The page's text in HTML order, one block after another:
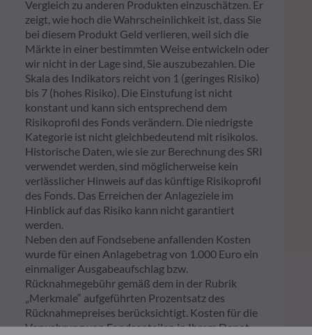
Vergleich zu anderen Produkten einzuschätzen. Er
zeigt, wie hoch die Wahrscheinlichkeit ist, dass Sie
bei diesem Produkt Geld verlieren, weil sich die
Märkte in einer bestimmten Weise entwickeln oder
wir nicht in der Lage sind, Sie auszubezahlen. Die
Skala des Indikators reicht von 1 (geringes Risiko)
bis 7 (hohes Risiko). Die Einstufung ist nicht
konstant und kann sich entsprechend dem
Risikoprofil des Fonds verändern. Die niedrigste
Kategorie ist nicht gleichbedeutend mit risikolos.
Historische Daten, wie sie zur Berechnung des SRI
verwendet werden, sind möglicherweise kein
verlässlicher Hinweis auf das künftige Risikoprofil
des Fonds. Das Erreichen der Anlageziele im
Hinblick auf das Risiko kann nicht garantiert
werden.
Neben den auf Fondsebene anfallenden Kosten
wurde für einen Anlagebetrag von 1.000 Euro ein
einmaliger Ausgabeaufschlag bzw.
Rücknahmegebühr gemäß dem in der Rubrik
„Merkmale“ aufgeführten Prozentsatz des
Rücknahmepreises berücksichtigt. Kosten für die
Verwahrung von Fondsanteilen in Ihrem Depot